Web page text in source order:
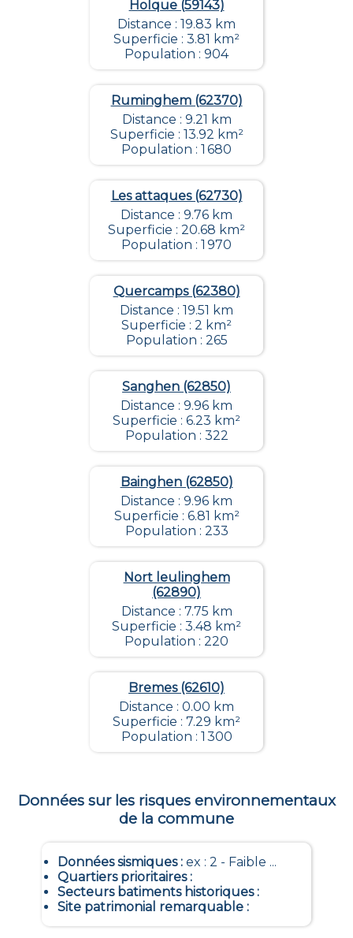
Holque (59143)
Distance : 19.83 km
Superficie : 3.81 km²
Population : 904
Ruminghem (62370)
Distance : 9.21 km
Superficie : 13.92 km²
Population : 1 680
Les attaques (62730)
Distance : 9.76 km
Superficie : 20.68 km²
Population : 1 970
Quercamps (62380)
Distance : 19.51 km
Superficie : 2 km²
Population : 265
Sanghen (62850)
Distance : 9.96 km
Superficie : 6.23 km²
Population : 322
Bainghen (62850)
Distance : 9.96 km
Superficie : 6.81 km²
Population : 233
Nort leulinghem
(62890)
Distance : 7.75 km
Superficie : 3.48 km²
Population : 220
Bremes (62610)
Distance : 0.00 km
Superficie : 7.29 km²
Population : 1 300
Données sur les risques environnementaux
de la commune
Données sismiques: ex : 2 - Faible ...
Quartiers prioritaires:
Secteurs batiments historiques:
Site patrimonial remarquable: